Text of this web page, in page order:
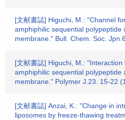
[文献書誌] Higuchi, M.: "Channel
amphiphilic sequential polypeptide
membrane." Bull. Chem. Soc.
[文献書誌] Higuchi, M.:
amphiphilic sequential polypeptide
membrane." Polymer J.23. 15-22
[文献書誌] Anzai, K.: "Change in
liposomes by freeze-thawing